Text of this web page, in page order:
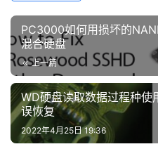
PC3000如何用损坏的
混合硬盘
上一篇
WD硬盘读取数据过程种使
误恢复
2022年4月25日 19:36